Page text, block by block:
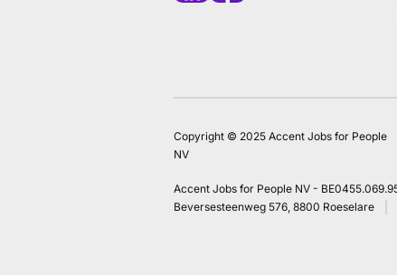
Copyright © 2025 Accent Jobs for People
NV
Accent Jobs for People NV -
Beversesteenweg 576, 8800 Roeselare